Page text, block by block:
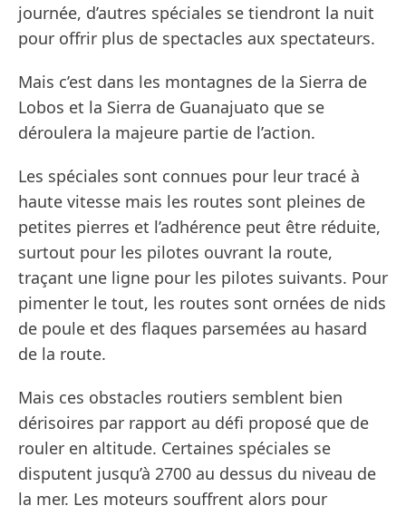
journée, d’autres spéciales se tiendront la nuit
pour offrir plus de spectacles aux spectateurs.
Mais c’est dans les montagnes de la Sierra de
Lobos et la Sierra de Guanajuato que se
déroulera la majeure partie de l’action.
Les spéciales sont connues pour leur tracé à
haute vitesse mais les routes sont pleines de
petites pierres et l’adhérence peut être réduite,
surtout pour les pilotes ouvrant la route,
traçant une ligne pour les pilotes suivants. Pour
pimenter le tout, les routes sont ornées de nids
de poule et des flaques parsemées au hasard
de la route.
Mais ces obstacles routiers semblent bien
dérisoires par rapport au défi proposé que de
rouler en altitude. Certaines spéciales se
disputent jusqu’à 2700 au dessus du niveau de
la mer. Les moteurs souffrent alors pour